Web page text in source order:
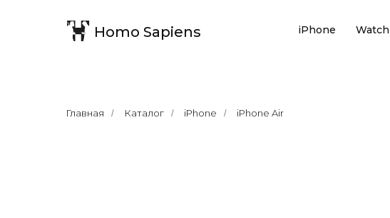
Homo Sapiens iPhone Watch
Главная / Каталог / iPhone / iPhone Air